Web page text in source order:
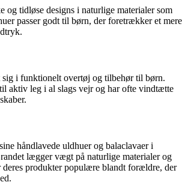
og tidløse designs i naturlige materialer som
passer godt til børn, der foretrækker et mere
sig i funktionelt overtøj og tilbehør til børn.
aktiv leg i al slags vejr og har ofte vindtætte
håndlavede uldhuer og balaclavaer i
lægger vægt på naturlige materialer og
produkter populære blandt forældre, der